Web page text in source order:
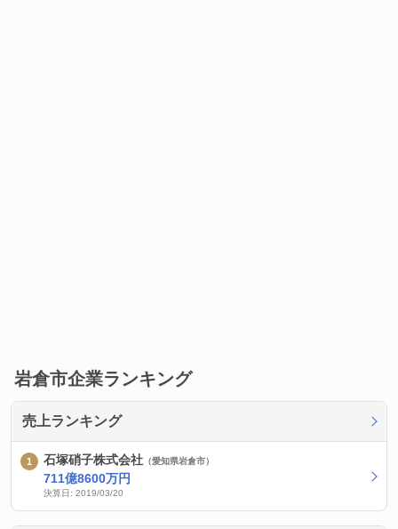
岩倉市企業ランキング
売上ランキング
石塚硝子株式会社 （愛知県岩倉市）
711億8600万円
決算日: 2019/03/20